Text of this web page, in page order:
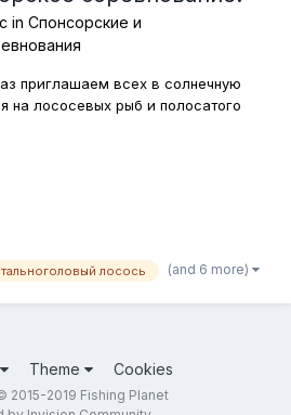
in Спонсорские и
приглашаем всех в солнечную
на лососевых рыб и полосатого
снасти. Какие именно
выбирайте сами! Соревнование
командн...
лосось (and 6 more)
Theme Cookies
2015-2019 Fishing Planet